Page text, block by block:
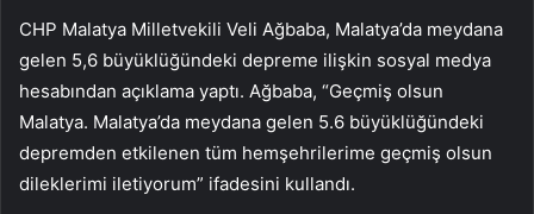
CHP Malatya Milletvekili Veli Ağbaba, Malatya’da meydana
gelen 5,6 büyüklüğündeki depreme ilişkin sosyal medya
hesabından açıklama yaptı. Ağbaba, “Geçmiş olsun
Malatya. Malatya’da meydana gelen 5.6 büyüklüğündeki
depremden etkilenen tüm hemşehrilerime geçmiş olsun
dileklerimi iletiyorum” ifadesini kullandı.